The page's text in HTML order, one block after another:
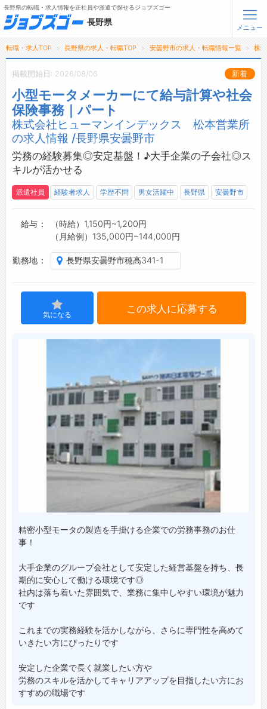
メニュー
トップ
詳細情報で求人を探す
タップで簡単に求人を探す
【初めての方へ】
転職支援サービスについて
転職支援サービス
転職ノウハウ(応募書類の書き方・面接対策など)
転職・採用コラム
ジョブズゴーについて
会社概要
お問い合わせ
長野県の転職・求人情報を正社員や派遣で探せるジョブズゴー
長野県
メニュー
転職・求人TOP 長野県の求人・転職TOP 安曇野市の求人・転職情報一覧 株
掲載開始日: 2026/08/06 新着
小型モータメーカーにて給与計算や社会
保険事務｜パート
株式会社ヒューマンインデックス 松本営業所
の求人情報 /長野県安曇野市
労務の経験募集◎安定基盤！♪大手企業の子会社◎ス
キルが活かせる
派遣社員 経験者求人 学歴不問 男女活躍中 長野県 安曇野市
給与
（時給）1,150円~1,200円
（月給例）135,000円~144,000円
勤務地 長野県安曇野市穂高341-1
気になる この求人に応募する
精密小型モータの製造を手掛ける企業での労務事務のお仕
事！
大手企業のグループ会社として安定した経営基盤を持ち、長
期的に安心して働ける環境です◎
社内は落ち着いた雰囲気で、業務に集中しやすい環境が魅力
です
これまでの実務経験を活かしながら、さらに専門性を高めて
いきたい方にぴったりです
安定した企業で長く就業したい方や
労務のスキルを活かしてキャリアアップを目指したい方にお
すすめの職場です